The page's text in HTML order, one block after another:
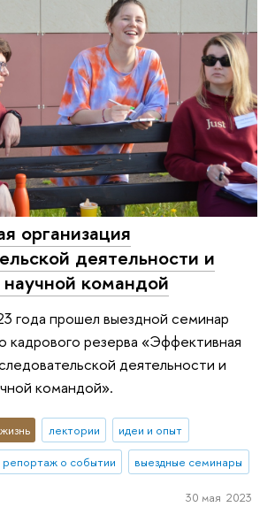
организация
деятельности и
командой
года прошел выездной семинар
кадрового резерва «Эффективная
деятельности и
командой».
лектории
идеи и опыт
репортаж о событии выездные семинары
30 мая 2023